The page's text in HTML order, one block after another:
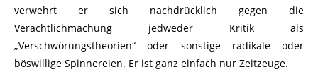
verwehrt er sich nachdrücklich gegen die
Verächtlichmachung jedweder Kritik als
„Verschwörungstheorien“ oder sonstige radikale oder
böswillige Spinnereien. Er ist ganz einfach nur Zeitzeuge.